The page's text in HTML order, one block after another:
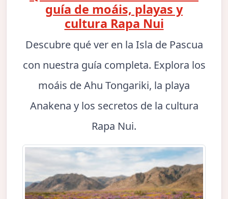
guía de moáis, playas y
cultura Rapa Nui
Descubre qué ver en la Isla de Pascua
con nuestra guía completa. Explora los
moáis de Ahu Tongariki, la playa
Anakena y los secretos de la cultura
Rapa Nui.